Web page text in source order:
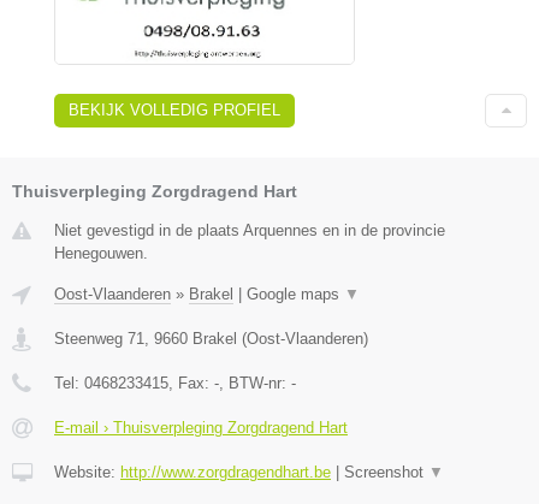
BEKIJK VOLLEDIG PROFIEL
Thuisverpleging Zorgdragend Hart
Niet gevestigd in de plaats Arquennes en in de provincie
Henegouwen.
Oost-Vlaanderen » Brakel | Google maps ▼
Steenweg 71 9660 Brakel (Oost-Vlaanderen)
Tel: 0468233415 , Fax: - , BTW-nr: -
E-mail › Thuisverpleging Zorgdragend Hart
Website: http://www.zorgdragendhart.be | Screenshot ▼